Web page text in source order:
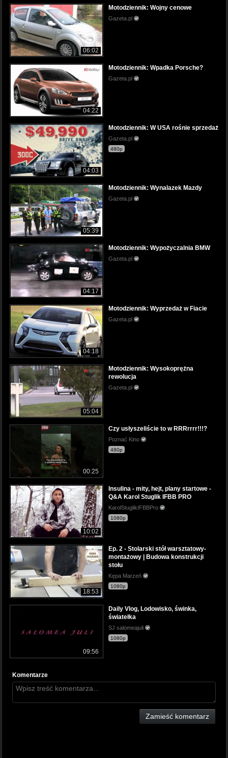
06:02
Motodziennik: Wojny cenowe
Gazeta.pl
04:22
Motodziennik: Wpadka Porsche?
Gazeta.pl
04:03
Motodziennik: W USA rośnie sprzedaż
Gazeta.pl
480p
05:39
Motodziennik: Wynalazek Mazdy
Gazeta.pl
04:17
Motodziennik: Wypożyczalnia BMW
Gazeta.pl
04:18
Motodziennik: Wyprzedaż w Fiacie
Gazeta.pl
05:04
Motodziennik: Wysokoprężna
rewolucja
Gazeta.pl
00:25
Czy usłyszeliście to w RRRrrrr!!!?
Poznać Kino
480p
10:02
Insulina - mity, hejt, plany startowe -
Q&A Karol Stuglik IFBB PRO
KarolStuglikIFBBPro
1080p
18:53
Ep. 2 - Stolarski stół warsztatowy-
montażowy | Budowa konstrukcji
stołu
Kępa Marzeń
1080p
09:56
Daily Vlog, Lodowisko, świnka,
światełka
SJ salomeajuli
1080p
Komentarze
Zamieść komentarz